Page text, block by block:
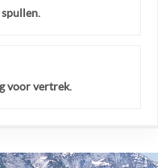
spullen.
voor vertrek.